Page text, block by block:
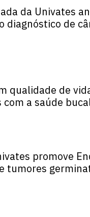
da Univates
diagnóstico de
qualidade de
com a saúde
promove
tumores